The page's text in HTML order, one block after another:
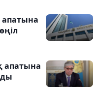
апатына